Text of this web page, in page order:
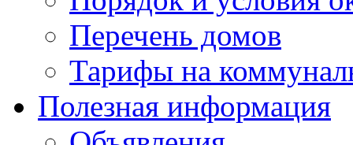
Перечень домов
Тарифы на
Полезная информация